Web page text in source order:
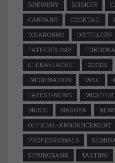
BREWERY
BUSKER
CARPANO
COCKTAIL
DISARONNO
DISTILLERY
FATHER'S DAY
FUKUOKA
GLENALLACHIE
GOODS
INFORMATION
IWSC
LATEST-NEWS
MUSIC
NAGOYA
OFFICIAL-ANNOUNCEMENT
PROFESSIONALS
SPRINGBANK
TASTING